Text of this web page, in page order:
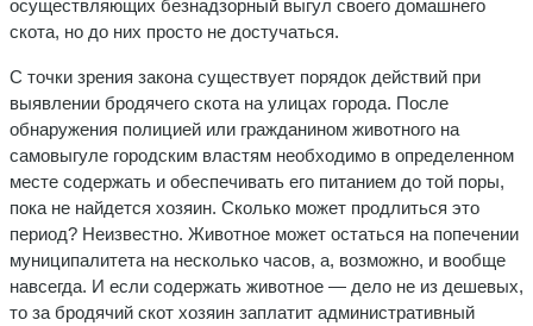
осуществляющих безнадзорный выгул своего домашнего
скота, но до них просто не достучаться.
С точки зрения закона существует порядок действий при
выявлении бродячего скота на улицах города. После
обнаружения полицией или гражданином животного на
самовыгуле городским властям необходимо в определенном
месте содержать и обеспечивать его питанием до той поры,
пока не найдется хозяин. Сколько может продлиться это
период? Неизвестно. Животное может остаться на попечении
муниципалитета на несколько часов, а, возможно, и вообще
навсегда. И если содержать животное — дело не из дешевых,
то за бродячий скот хозяин заплатит административный